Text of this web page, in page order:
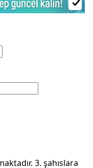
3. şahıslara